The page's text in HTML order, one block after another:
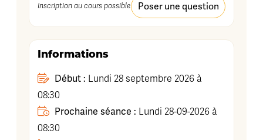
Inscription au cours possible Poser une question
Informations
Début : Lundi 28 septembre 2026 à
08:30
Prochaine séance : Lundi 28-09-2026 à
08:30